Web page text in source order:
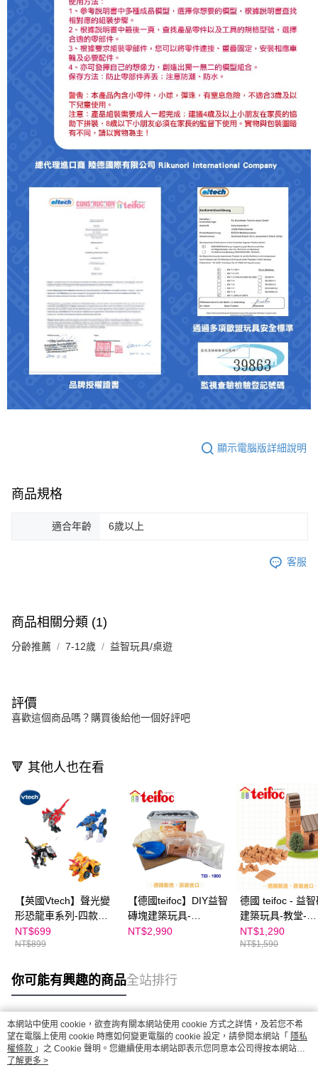
顯示電腦版詳細說明
商品規格
適合年齡 6歲以上
客服
商品相關分類 (1)
分齡推薦 7-12歲 益智玩具/桌遊
評價
喜歡這個商品嗎？購買後給他一個好評吧
🔻 其他人也在看
【英國Vtech】聲光變
形恐龍車系列-四款任
選(翼龍–索爾、鐮刀龍
–賽爾、伶盜龍–貝利斯
NT$699
NT$899
【德國teifoc】DIY益智
磚塊建築玩具-
TEI1000
NT$2,990
德國 teifoc - 益智
建築玩具-教堂-
TEI4050
NT$1,290
NT$1,590
你可能有興趣的商品全站排行
熱門標籤
本網站中使用 cookie，欲查詢有關本網站使用 cookie 方式之詳情，及若您不希
望在電腦上使用 cookie 時應如何變更電腦的 cookie 設定，請參閱本網站「 隱私
權條款 」之 Cookie 聲明。您繼續使用本網站即表示您同意本公司得按本網站使
用條款之 Cookie 聲明使用 cookie。
了解更多 >